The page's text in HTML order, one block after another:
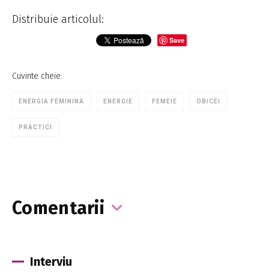
Distribuie articolul:
Save
Cuvinte cheie:
ENERGIA FEMININĂ ENERGIE FEMEIE OBICEI
PRACTICI
Comentarii
Interviu